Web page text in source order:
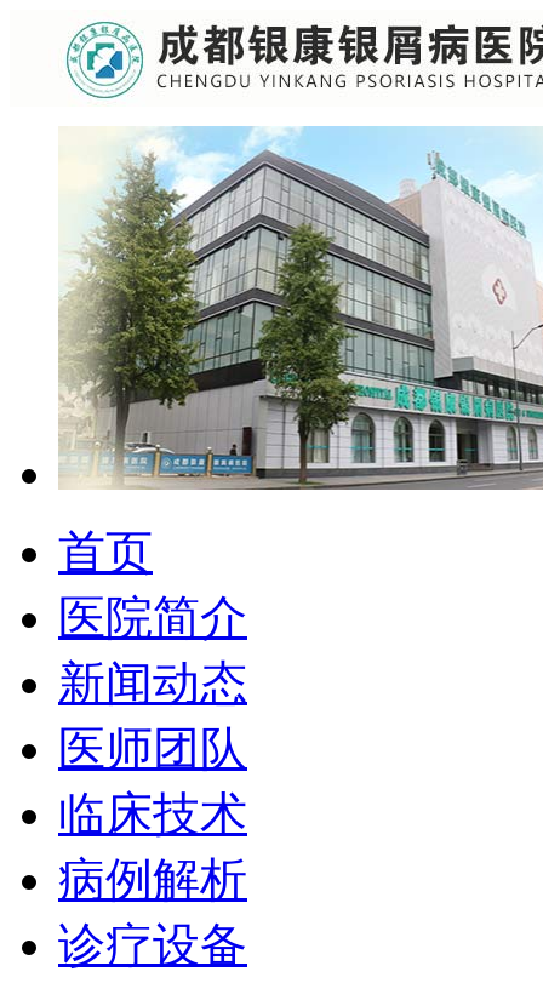
首页
医院简介
新闻动态
医师团队
临床技术
病例解析
诊疗设备